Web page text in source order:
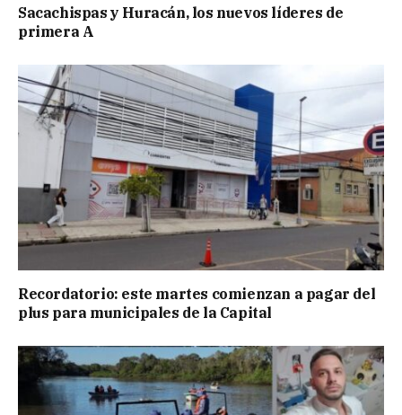
Sacachispas y Huracán, los nuevos líderes de
primera A
Recordatorio: este martes comienzan a pagar del
plus para municipales de la Capital